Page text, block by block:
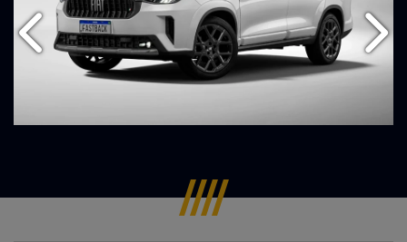
Anterior